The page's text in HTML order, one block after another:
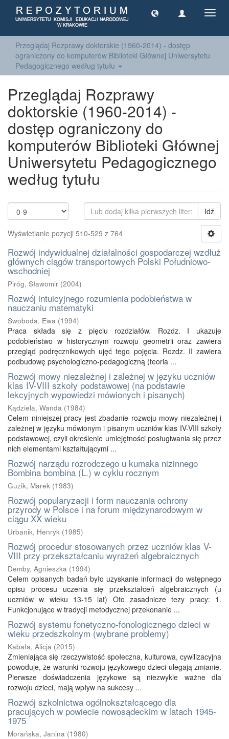
Przeglądaj Rozprawy doktorskie (1960-2014) - dostęp
ograniczony do komputerów Biblioteki Głównej Uniwersytetu
Pedagogicznego według tytułu
Przeglądaj Rozprawy
doktorskie (1960-2014) -
dostęp ograniczony do
komputerów Biblioteki Głównej
Uniwersytetu Pedagogicznego
według tytułu
Idź
Wyświetlanie pozycji 510-529 z 764
Rozwój indywidualnej działalności gospodarczej wzdłuż
głównych ciągów transportowych Polski Południowo-
wschodniej
Piróg, Sławomir (2004)
Rozwój intuicyjnego rozumienia podobieństwa w
nauczaniu matematyki
Swoboda, Ewa (1994)
Praca składa się z pięciu rozdziałów. Rozdz. I ukazuje
podobieństwo w historycznym rozwoju geometrii oraz zawiera
przegląd podręcznikowych ujęć tego pojęcia. Rozdz. II zawiera
podbudowę psychologiczno-pedagogiczną (teoria ...
Rozwój mowy niezależnej i zależnej w języku uczniów
klas IV-VIII szkoły podstawowej (na podstawie
lekcyjnych wypowiedzi mówionych i pisanych)
Kądziela, Wanda (1984)
Celem niniejszej pracy jest zbadanie rozwoju mowy niezależnej i
zależnej w języku mówionym i pisanym uczniów klas IV-VIII szkoły
podstawowej, czyli określenie umiejętności posługiwania się przez
nich elementami kształtującymi ...
Rozwój narządu rozrodczego u kumaka nizinnego
Bombina bombina (L.) w cyklu rocznym
Guzik, Marek (1983)
Rozwój popularyzacji i form nauczania ochrony
przyrody w Polsce i na forum międzynarodowym w
ciągu XX wieku
Urbanik, Henryk (1985)
Rozwój procedur stosowanych przez uczniów klas V-
VIII przy przekształcaniu wyrażeń algebraicznych
Demby, Agnieszka (1994)
Celem opisanych badań było uzyskanie informacji do wstępnego
opisu procesu uczenia się przekształceń algebraicznych (u
uczniów w wieku 13-15 lat) Oto zasadnicze tezy pracy: 1.
Funkcjonujące w tradycji metodycznej przekonanie ...
Rozwój systemu fonetyczno-fonologicznego dzieci w
wieku przedszkolnym (wybrane problemy)
Kabała, Alicja (2015)
Zmieniająca się rzeczywistość społeczna, kulturowa, cywilizacyjna
powoduje, że warunki rozwoju językowego dzieci ulegają zmianie.
Pierwsze doświadczenia językowe są niezwykle ważne dla
rozwoju dzieci, mają wpływ na sukcesy ...
Rozwój szkolnictwa ogólnokształcącego dla
pracujących w powiecie nowosądeckim w latach 1945-
1975
Morańska, Janina (1980)